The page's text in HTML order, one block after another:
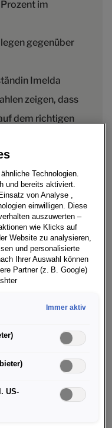
im
gegenüber
Imelda
zeigen, dass
dem richtigen
im
Weltweit wurden
Kundinnen und
übertreffen die
bei 6,7
Elektromobilität ist
Fahrzeuge
weltweit an
Anstieg von 21,1
für Vertrieb,
richtigen Weg sind
Technologien.
und bereits aktiviert.
von Analyse ,
einwilligen. Diese
auszuwerten –
wie Klicks auf
Website zu analysieren,
und personalisierte
Ihrer Auswahl können
Partner (z. B. Google)
Daten an
kann. In den USA besteht
können nicht
Kommission.
Immer aktiv
US-